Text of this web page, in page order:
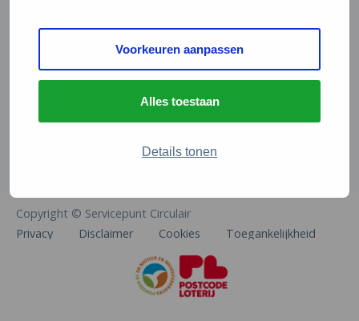
Voorkeuren aanpassen
Alles toestaan
Details tonen
De Natuur en Milieufederaties
Arthur van Schendelstraat 600
info@natuurenmilieufederaties.nl
Copyright © Servicepunt Circulair
Privacy
Disclaimer Cookies Toegankelijkheid